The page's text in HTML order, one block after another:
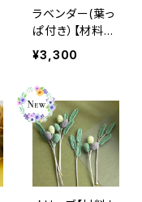
ラベンダー(葉っ
ぱ付き）【材料セ
ット】
¥3,300